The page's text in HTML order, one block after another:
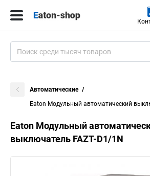
Автоматические
Eaton Модульный автоматический
Eaton Модульный
выключатель FAZT-D1/1N